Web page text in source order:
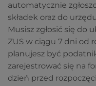
automatycznie
składek oraz do
Musisz zgłosić się do
ZUS w ciągu 7 dni od
planujesz być
zarejestrować się na
dzień przed